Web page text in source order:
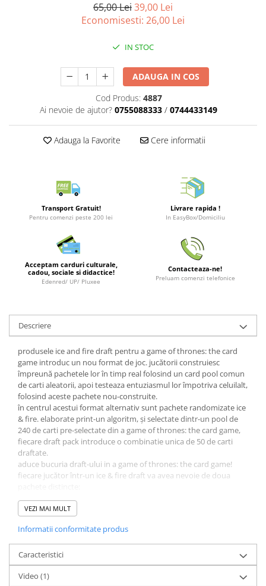
Tricouri
Postere
Geek Stuff
Cani/Pahare
Plusuri si papusi
Fesuri
Minecraft
Dragon Ball
Pokemon
One Piece
Lord of The Rings
Naruto Shippuden
Sailor Moon
Harry Potter
Fallout
Stranger Things
Collectibles
KPop Demon Hunters
Retro Arcade – Jocuri, Console si
65,00 Lei39,00 Lei
Economisesti: 26,00 Lei
IN STOC
ADAUGA IN COS
Cod Produs: 4887
Ai nevoie de ajutor? 0755088333 / 0744433149
Adauga la Favorite Cere informatii
Transport Gratuit!
Pentru comenzi peste 200 lei
Livrare rapida !
In EasyBox/Domiciliu
Acceptam carduri culturale,
cadou, sociale si didactice!
Edenred/ UP/ Pluxee
Contacteaza-ne!
Preluam comenzi telefonice
Descriere
produsele ice and fire draft pentru a game of thrones: the card
game introduc un nou format de joc. jucătorii construiesc
împreună pachetele lor în timp real folosind un card pool comun
de carti aleatorii, apoi testeaza entuziasmul lor împotriva celuilalt,
folosind aceste pachete nou-construite.
în centrul acestui format alternativ sunt pachete randomizate ice
& fire. elaborate print-un algoritm, și selectate dintr-un pool de
240 de carti pre-selectate din a game of thrones: the card game,
fiecare draft pack introduce o combinatie unica de 50 de carti
draftate.
aduce bucuria draft-ului in a game of thrones: the card game!
fiecare jucător într-un ice & fire draft va avea nevoie de doua
- un ice & fire draft starter - reguli + 19 carti esențiale, ce oferă o
bază pentru pachet.
vor fi draftate.
VEZI MAI MULT
Informatii conformitate produs
Caracteristici
Video (1)